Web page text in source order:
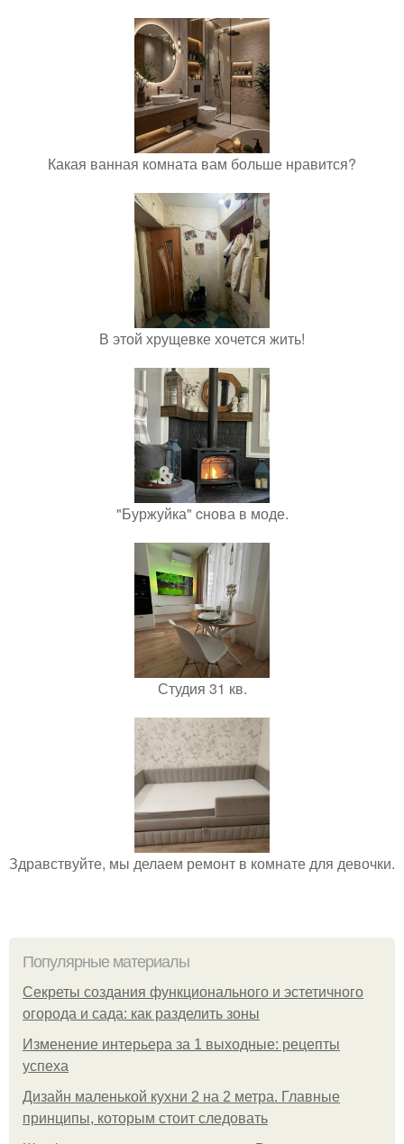
Какая ванная комната вам больше нравится?
В этой хрущевке хочется жить!
"Буржуйка" cнова в моде.
Студия 31 кв.
Здравствуйте, мы делаем ремонт в комнате для девочки.
Популярные материалы
Секреты создания функционального и эстетичного
огорода и сада: как разделить зоны
Изменение интерьера за 1 выходные: рецепты
успеха
Дизайн маленькой кухни 2 на 2 метра. Главные
принципы, которым стоит следовать